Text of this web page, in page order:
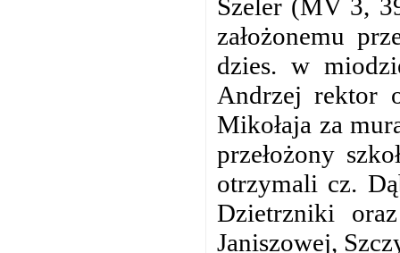
Szeler (MV 3,
założonemu
dzies. w
Andrzej rektor
Mikołaja za
przełożony
otrzymali cz.
Dzietrzniki
Janiszowej,